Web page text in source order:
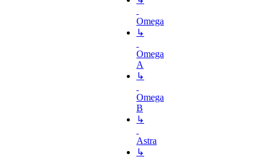
Omega
↳
Omega
A
↳
Omega
B
↳
Astra
↳